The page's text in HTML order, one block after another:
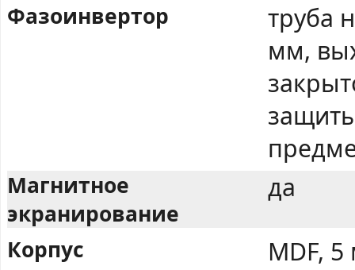
Фазоинвертор
труба
мм,
Магнитное
экранирование
да
Корпус MDF,